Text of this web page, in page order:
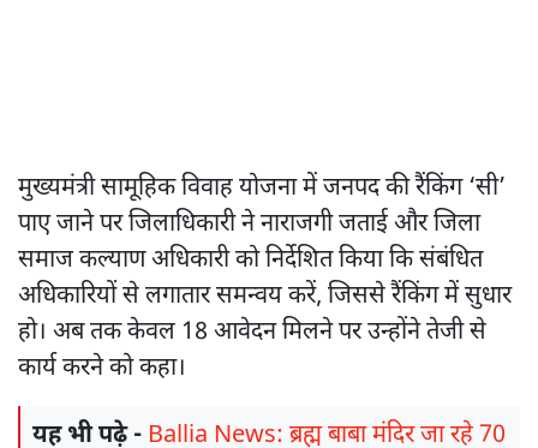
मुख्यमंत्री सामूहिक विवाह योजना में जनपद की रैंकिंग ‘सी’
पाए जाने पर जिलाधिकारी ने नाराजगी जताई और जिला
समाज कल्याण अधिकारी को निर्देशित किया कि संबंधित
अधिकारियों से लगातार समन्वय करें, जिससे रैंकिंग में सुधार
हो। अब तक केवल 18 आवेदन मिलने पर उन्होंने तेजी से
कार्य करने को कहा।
यह भी पढ़े - Ballia News: ब्रह्म बाबा मंदिर जा रहे 70